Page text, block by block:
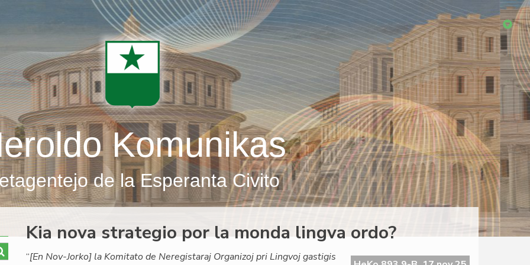
Komunikas
de la Esperanta Civito
Kia nova strategio por la monda lingva ordo?
“[En Nov-Jorko] la Komitato de Neregistaraj Organizoj pri Lingvoj gastigis